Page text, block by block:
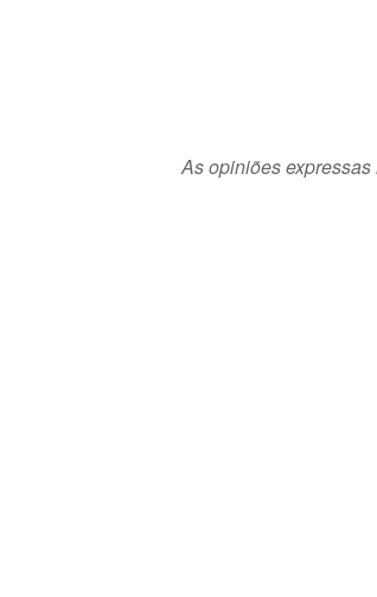
As opiniões